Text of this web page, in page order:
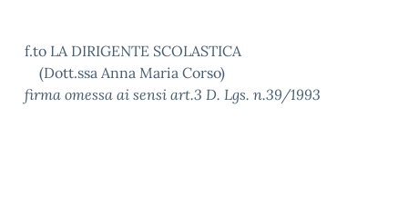
f.to LA DIRIGENTE SCOLASTICA
(Dott.ssa Anna Maria Corso)
firma omessa ai sensi art.3 D. Lgs. n.39/1993